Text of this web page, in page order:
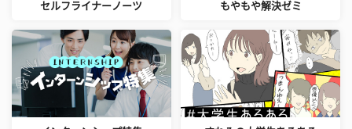
セルフライナーノーツ もやもや解決ゼミ